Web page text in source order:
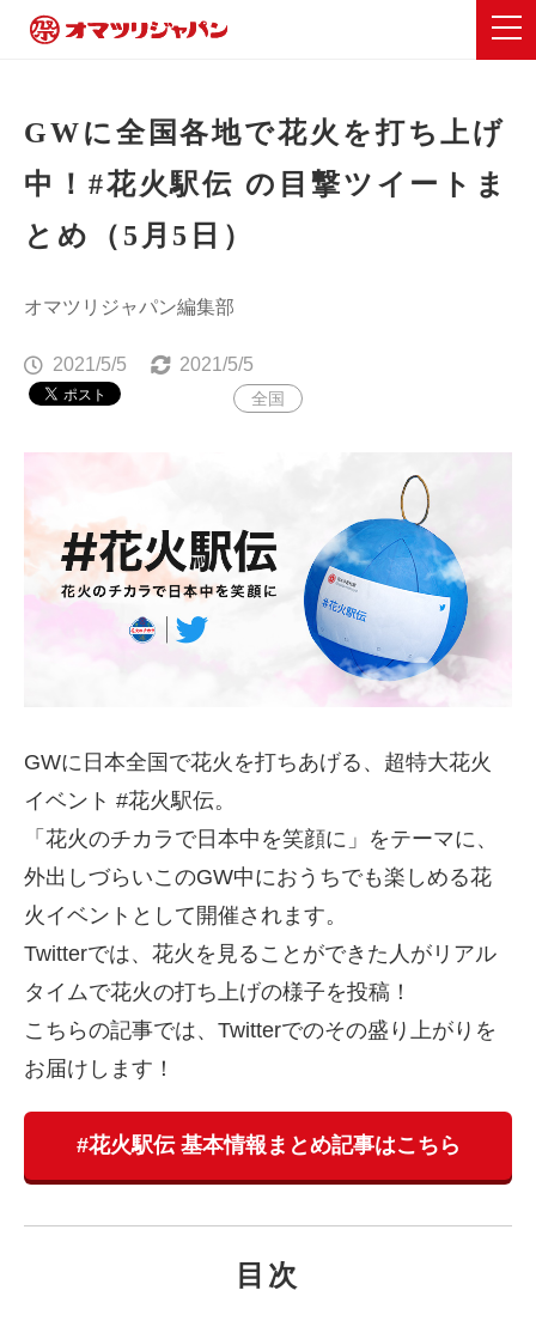
GWに全国各地で花火を打ち上げ
中！#花火駅伝 の目撃ツイートま
とめ（5月5日）
オマツリジャパン編集部
2021/5/5 2021/5/5
全国
GWに日本全国で花火を打ちあげる、超特大花火
イベント #花火駅伝。
「花火のチカラで日本中を笑顔に」をテーマに、
外出しづらいこのGW中におうちでも楽しめる花
火イベントとして開催されます。
Twitterでは、花火を見ることができた人がリアル
タイムで花火の打ち上げの様子を投稿！
こちらの記事では、Twitterでのその盛り上がりを
お届けします！
#花火駅伝 基本情報まとめ記事はこちら
目次